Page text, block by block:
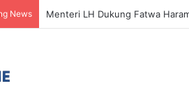
News Menteri LH Dukung Fatwa